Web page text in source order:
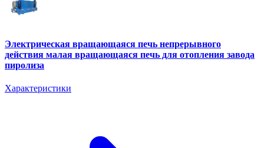
Электрическая вращающаяся печь непрерывного
действия малая вращающаяся печь для отопления завода
пиролиза
Характеристики